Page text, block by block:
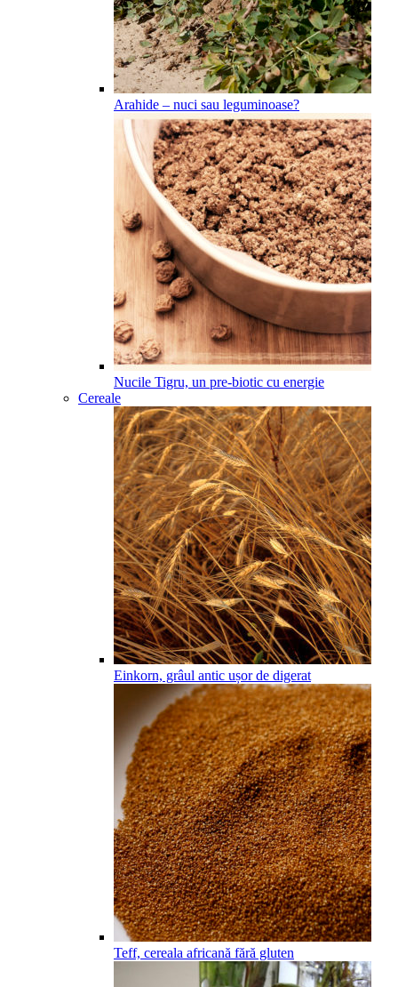
Arahide – nuci sau leguminoase?
Nucile Tigru, un pre-biotic cu energie
Cereale
Einkorn, grâul antic ușor de digerat
Teff, cereala africană fără gluten